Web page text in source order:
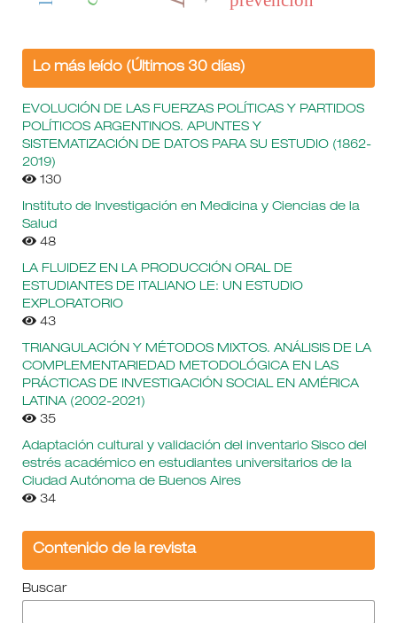
Lo más leído (Últimos 30 días)
EVOLUCIÓN DE LAS FUERZAS POLÍTICAS Y PARTIDOS
POLÍTICOS ARGENTINOS. APUNTES Y
SISTEMATIZACIÓN DE DATOS PARA SU ESTUDIO (1862-
2019)
130
Instituto de Investigación en Medicina y Ciencias de la
Salud
48
LA FLUIDEZ EN LA PRODUCCIÓN ORAL DE
ESTUDIANTES DE ITALIANO LE: UN ESTUDIO
EXPLORATORIO
43
TRIANGULACIÓN Y MÉTODOS MIXTOS. ANÁLISIS DE LA
COMPLEMENTARIEDAD METODOLÓGICA EN LAS
PRÁCTICAS DE INVESTIGACIÓN SOCIAL EN AMÉRICA
LATINA (2002-2021)
35
Adaptación cultural y validación del inventario Sisco del
estrés académico en estudiantes universitarios de la
Ciudad Autónoma de Buenos Aires
34
Contenido de la revista
Buscar